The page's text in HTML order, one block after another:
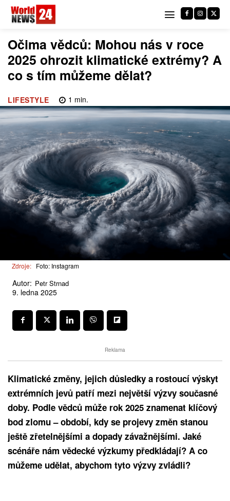
Očima vědců: Mohou nás v roce
2025 ohrozit klimatické extrémy? A
co s tím můžeme dělat?
LIFESTYLE 1 min.
Zdroje: Foto: Instagram
Autor: Petr Strnad
9. ledna 2025
Reklama
Klimatické změny, jejich důsledky a rostoucí výskyt
extrémních jevů patří mezi největší výzvy současné
doby. Podle vědců může rok 2025 znamenat klíčový
bod zlomu – období, kdy se projevy změn stanou
ještě zřetelnějšími a dopady závažnějšími. Jaké
scénáře nám vědecké výzkumy předkládají? A co
můžeme udělat, abychom tyto výzvy zvládli?